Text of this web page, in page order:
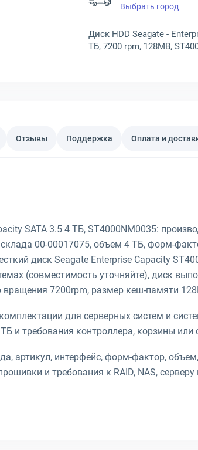
Выбрать город
Диск HDD Seagate -
ТБ, 7200 rpm, 128MB,
Отзывы Поддержка Оплата и
SATA 3.5 4 ТБ, ST4000NM0035:
00-00017075, объем 4 ТБ, форм-
диск Seagate Enterprise Capacity
(совместимость уточняйте), диск
7200rpm, размер кеш-памяти
для серверных систем и
и требования контроллера, корзины или
артикул, интерфейс, форм-фактор,
и требования к RAID, NAS, серверу